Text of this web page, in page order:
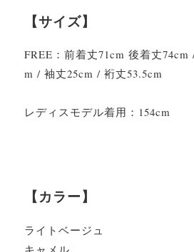
【サイズ】
FREE：前着丈71cm 後着丈
m / 袖丈25cm / 裄丈53.5cm
レディスモデル着用：154cm
【カラー】
ライトベージュ
キャメル